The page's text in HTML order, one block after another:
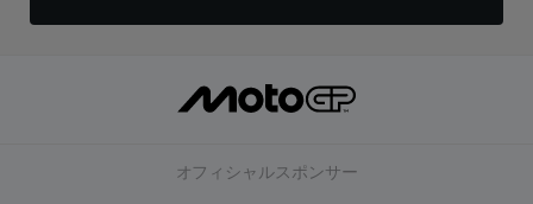
オフィシャルスポンサー